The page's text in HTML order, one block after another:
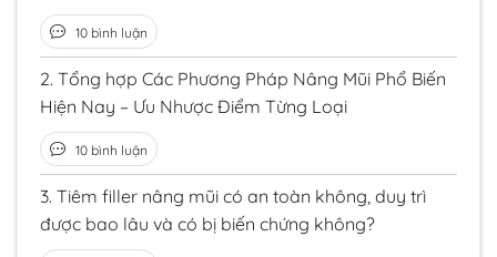
10 bình luận
2. Tổng hợp Các Phương Pháp Nâng Mũi Phổ Biến
Hiện Nay – Ưu Nhược Điểm Từng Loại
10 bình luận
3. Tiêm filler nâng mũi có an toàn không, duy trì
được bao lâu và có bị biến chứng không?